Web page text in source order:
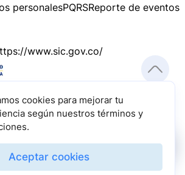
personalesPQRSReporte de eventos
www.sic.gov.co/
impulsadores, podemos presentarte la
más avanzada para resolver los
de la actualidad.
cookies para mejorar tu
según nuestros términos y
Aceptar cookies